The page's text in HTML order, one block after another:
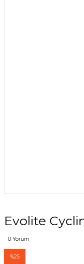
Evolite
0 Yorum
%25